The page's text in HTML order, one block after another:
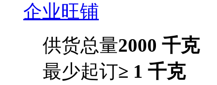
企业旺铺
供货总量2000 千克
最少起订≥ 1 千克